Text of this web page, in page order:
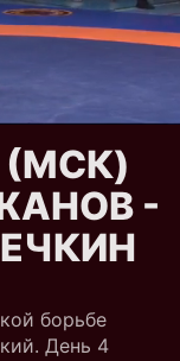
(МСК)
-
борьбе
День 4